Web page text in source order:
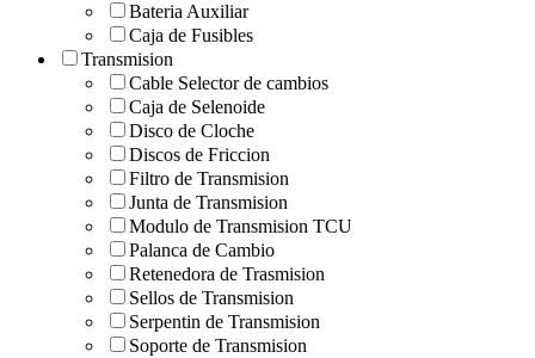
Bateria Auxiliar
Caja de Fusibles
Transmision
Cable Selector de cambios
Caja de Selenoide
Disco de Cloche
Discos de Friccion
Filtro de Transmision
Junta de Transmision
Modulo de Transmision TCU
Palanca de Cambio
Retenedora de Trasmision
Sellos de Transmision
Serpentin de Transmision
Soporte de Transmision